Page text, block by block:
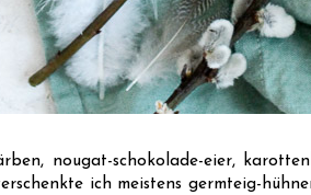
nougat-schokolade-eier,
ich meistens germteig-